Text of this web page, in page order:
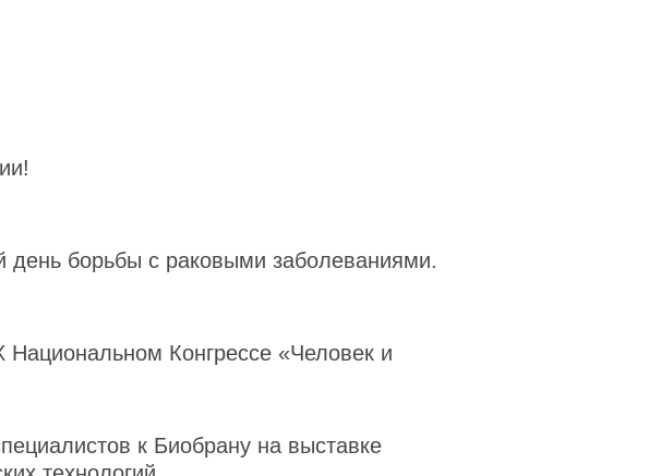
борьбы с раковыми заболеваниями.
Национальном Конгрессе «Человек и
к Биобрану на выставке